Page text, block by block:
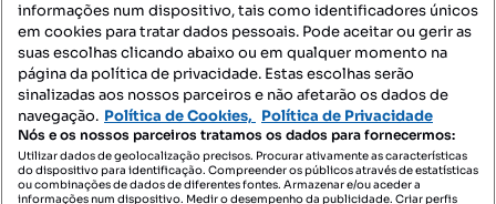
Mapa do Site
Contacte-nos
SIGA-NOS:
informações num dispositivo, tais como identificadores únicos
em cookies para tratar dados pessoais. Pode aceitar ou gerir as
suas escolhas clicando abaixo ou em qualquer momento na
página da política de privacidade. Estas escolhas serão
sinalizadas aos nossos parceiros e não afetarão os dados de
navegação. Política de Cookies, Política de Privacidade
Nós e os nossos parceiros tratamos os dados para fornecermos:
Utilizar dados de geolocalização precisos. Procurar ativamente as características
do dispositivo para identificação. Compreender os públicos através de estatísticas
ou combinações de dados de diferentes fontes. Armazenar e/ou aceder a
informações num dispositivo. Medir o desempenho da publicidade. Criar perfis